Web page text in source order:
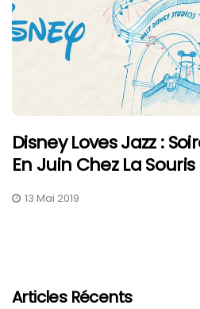
Disney Loves Jazz :
En Juin Chez La Souris
13 Mai 2019
Articles Récents